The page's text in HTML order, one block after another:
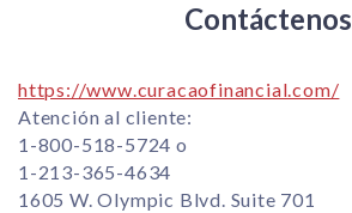
Contáctenos
https://www.curacaofinancial.com/
Atención al cliente:
1-800-518-5724 o
1-213-365-4634
1605 W. Olympic Blvd. Suite 701